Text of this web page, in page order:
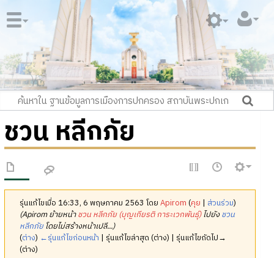
ชวน หลีกภัย
รุ่นแก้ไขเมื่อ 16:33, 6 พฤษภาคม 2563 โดยApirom (คุย | ส่วนร่วม)
(Apirom ย้ายหน้าชวน หลีกภัย (บุญเกียรติ การะเวกพันธุ์)ไปยังชวน
หลีกภัยโดยไม่สร้างหน้าเปลี...)
(ต่าง) ←รุ่นแก้ไขก่อนหน้า | รุ่นแก้ไขล่าสุด (ต่าง) | รุ่นแก้ไขถัดไป→
(ต่าง)